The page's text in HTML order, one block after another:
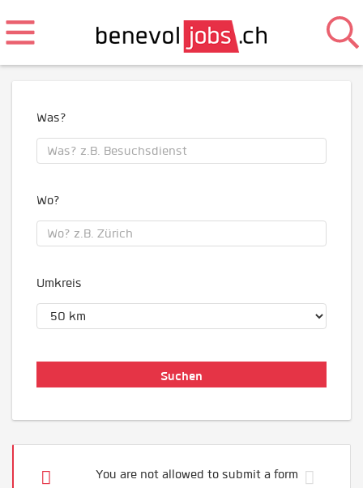
Was?
Wo?
Umkreis
You are not allowed to submit a form